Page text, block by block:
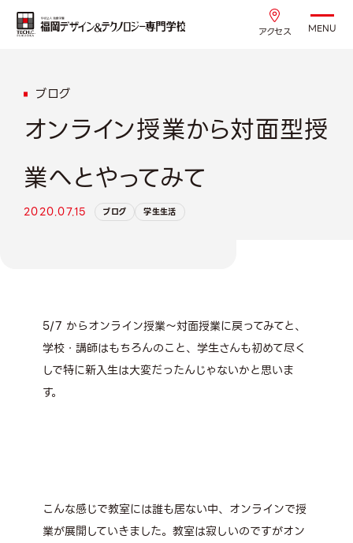
アクセス MENU
ブログ
オンライン授業から対面型授
業へとやってみて
2020.07.15 ブログ 学生生活
5/7 からオンライン授業～対面授業に戻ってみてと、
学校・講師はもちろんのこと、学生さんも初めて尽く
しで特に新入生は大変だったんじゃないかと思いま
す。
こんな感じで教室には誰も居ない中、オンラインで授
業が展開していきました。教室は寂しいのですがオン